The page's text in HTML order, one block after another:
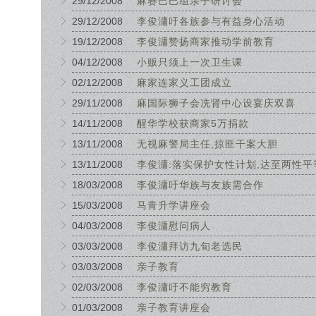
29/12/2008
李俊滽吁各族参与有益身心活动
19/12/2008
李俊滽赞扬商家推动学前教育
04/12/2008
小贩只须上一次卫生课
02/12/2008
麻家连家义工团成立
29/11/2008
麻国际狮子会冼肾中心设宴庆双喜
14/11/2008
醒华学校获商家5万捐款
13/11/2008
无视麻警局主任,掠匪干案大胆
13/11/2008
李俊滽:落实保护女性计划,达至两性平
18/03/2008
李俊滽吁华族与友族需合作
15/03/2008
马青升学讲座会
04/03/2008
李俊滽慰问病人
03/03/2008
李俊滽拜访九旬老选民
03/03/2008
亲子教育
02/03/2008
李俊滽吁不能穷教育
01/03/2008
亲子教育讲座会